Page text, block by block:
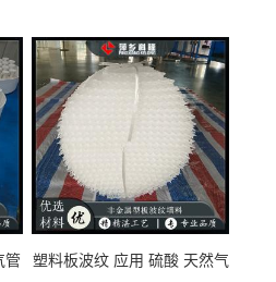
管
塑料板波纹 应用 硫酸 天然气